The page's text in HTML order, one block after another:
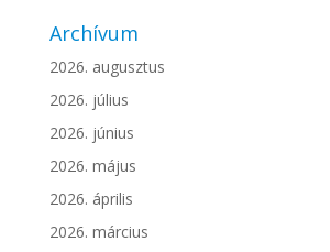
Archívum
2026. augusztus
2026. július
2026. június
2026. május
2026. április
2026. március